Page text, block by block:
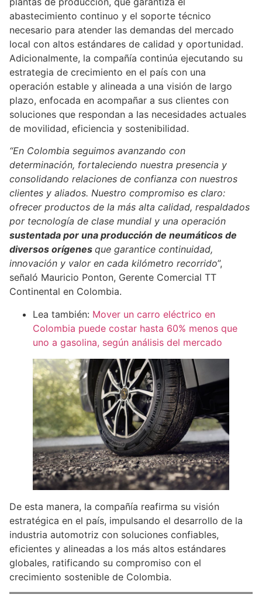
abastecimiento continuo y el soporte técnico
necesario para atender las demandas del mercado
local con altos estándares de calidad y oportunidad.
Adicionalmente, la compañía continúa ejecutando su
estrategia de crecimiento en el país con una
operación estable y alineada a una visión de largo
plazo, enfocada en acompañar a sus clientes con
soluciones que respondan a las necesidades actuales
de movilidad, eficiencia y sostenibilidad.
“En Colombia seguimos avanzando con
determinación, fortaleciendo nuestra presencia y
consolidando relaciones de confianza con nuestros
clientes y aliados. Nuestro compromiso es claro:
ofrecer productos de la más alta calidad, respaldados
por tecnología de clase mundial y una operación
sustentada por una producción de neumáticos de
diversos orígenes que garantice continuidad,
innovación y valor en cada kilómetro recorrido”,
señaló Mauricio Ponton, Gerente Comercial TT
Continental en Colombia.
Lea también: Mover un carro eléctrico en
Colombia puede costar hasta 60% menos que
uno a gasolina, según análisis del mercado
De esta manera, la compañía reafirma su visión
estratégica en el país, impulsando el desarrollo de la
industria automotriz con soluciones confiables,
eficientes y alineadas a los más altos estándares
globales, ratificando su compromiso con el
crecimiento sostenible de Colombia.